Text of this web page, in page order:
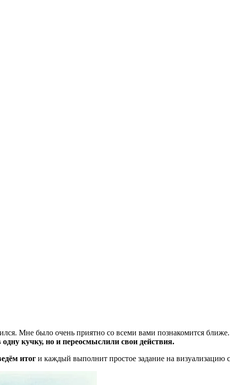
Мне было очень приятно со всеми вами познакомится ближе.
кучку, но и переосмыслили свои действия.
итог и каждый выполнит простое задание на визуализацию